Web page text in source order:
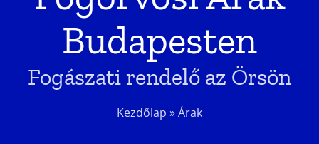
Budapesten
Fogászati rendelő az Örsön
Kezdőlap »Árak